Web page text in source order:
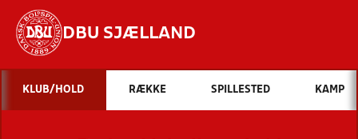
DBU SJÆLLAND
Hvad vil du søge efter?
INDHOLD OG NYHEDER
KLUB/HOLD RÆKKE SPILLESTED KAMP